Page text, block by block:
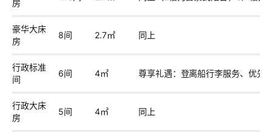
房
豪华大床
房
8间 2.7㎡ 同上
行政标准
间
6间 4㎡ 尊享礼遇：登离船行李服务、优先
行政大床
房
5间 4㎡ 同上